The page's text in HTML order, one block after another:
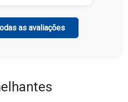
as avaliações